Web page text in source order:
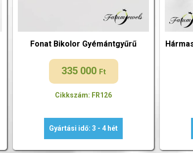
Fonat Bikolor Gyémántgyűrű
335 000 Ft
Cikkszám: FR126
Gyártási idő: 3 - 4 hét